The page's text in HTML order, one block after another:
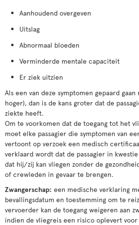
Aanhoudend overgeven
Uitslag
Abnormaal bloeden
Verminderde mentale capaciteit
Er ziek uitzien
Als een van deze symptomen gepaard
hoger), dan is de kans groter dat de
ziekte heeft.
Om te voorkomen dat de toegang tot het
moet elke passagier die symptomen van
vertoont op verzoek een medisch
verklaard wordt dat de passagier in
dat hij/zij kan vliegen zonder de
of crewleden in gevaar te brengen.
Zwangerschap: een medische verklaring
bevallingsdatum en toestemming om te
vervoerder kan de toegang weigeren aan
indien de vliegreis een risico oplevert